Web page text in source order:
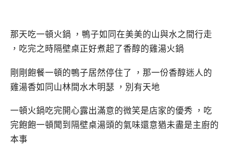
那天吃一頓火鍋 ，鴨子如同在美美的山與水之間行走
，吃完之時隔壁桌正好煮起了香醇的雞湯火鍋
剛剛飽餐一頓的鴨子居然停住了 ，那一份香醇迷人的
雞湯香如同山林間水木明瑟 ，別有天地
一頓火鍋吃完開心露出滿意的微笑是店家的優秀 ，吃
完飽飽一頓聞到隔壁桌湯頭的氣味還意猶未盡是主廚的
本事